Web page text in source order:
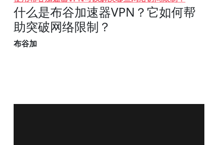
什么是布谷加速器VPN？它如何帮
助突破网络限制？
布谷加